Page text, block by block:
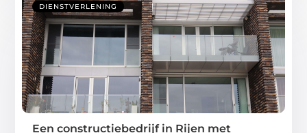
DIENSTVERLENING
Een constructiebedrijf in Rijen met